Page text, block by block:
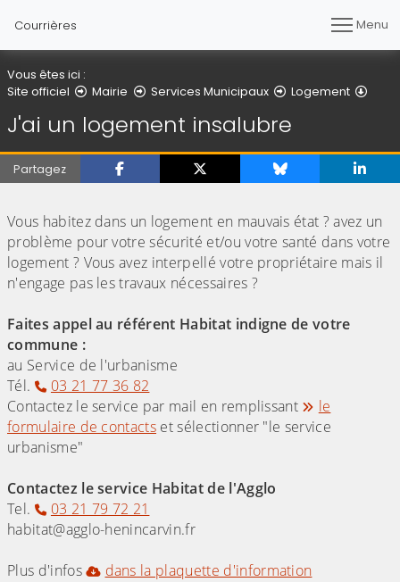
Courrières Menu
Vous êtes ici :
Site officiel
Mairie Services Municipaux Logement
J'ai un logement insalubre
Partagez
Vous habitez dans un logement en mauvais état ? avez un
problème pour votre sécurité et/ou votre santé dans votre
logement ? Vous avez interpellé votre propriétaire mais il
n'engage pas les travaux nécessaires ?
Faites appel au référent Habitat indigne de votre
commune :
au Service de l'urbanisme
Tél.
03 21 77 36 82
Contactez le service par mail en remplissant
le
formulaire de contacts et sélectionner "le service
urbanisme"
Contactez le service Habitat de l'Agglo
Tel.
03 21 79 72 21
habitat@agglo-henincarvin.fr
Plus d'infos dans la plaquette d'information